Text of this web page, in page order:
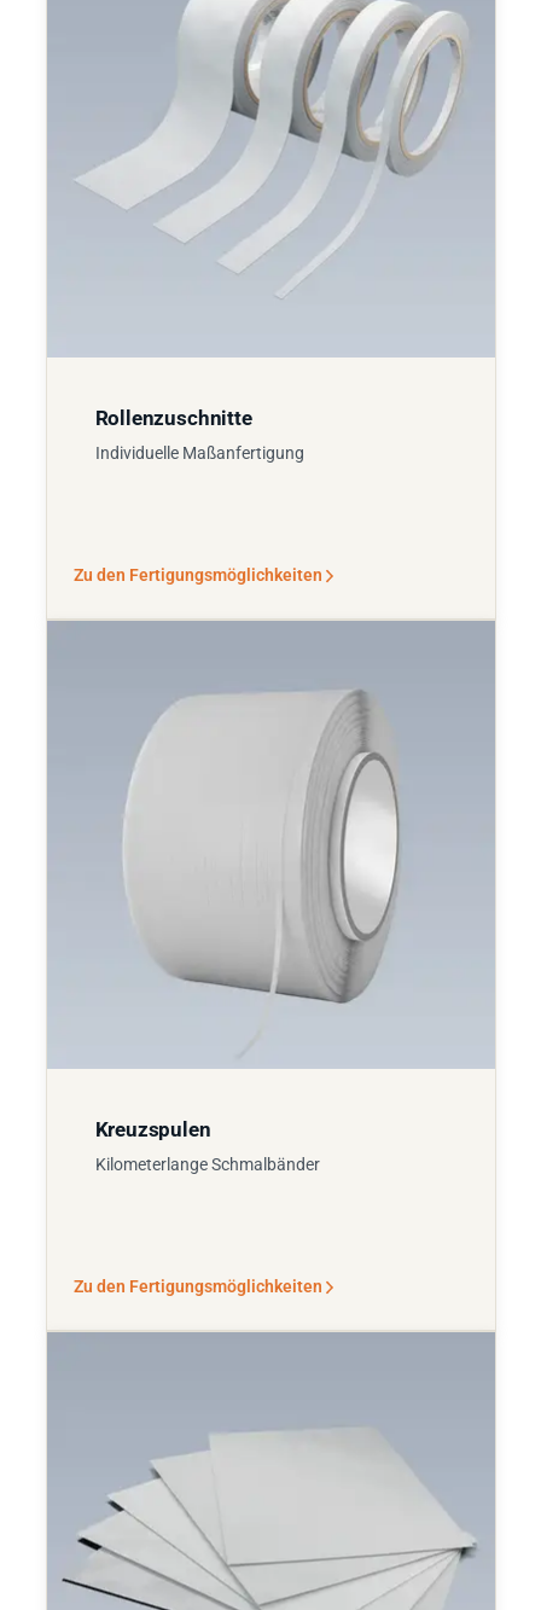
Rollenzuschnitte
Individuelle Maßanfertigung
Zu den Fertigungsmöglichkeiten
Kreuzspulen
Kilometerlange Schmalbänder
Zu den Fertigungsmöglichkeiten